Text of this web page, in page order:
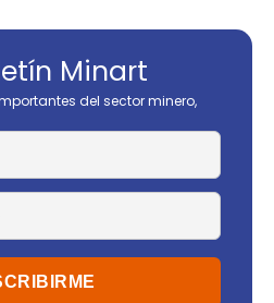
Minart
del sector minero,